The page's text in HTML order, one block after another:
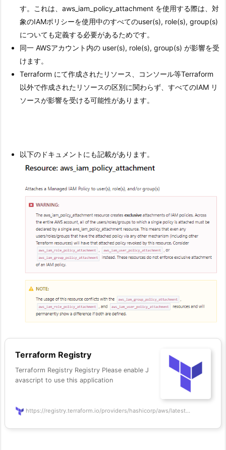
す。これは、aws_iam_policy_attachment を使用する際は、対
象のIAMポリシーを使用中のすべてのuser(s), role(s), group(s)
についても定義する必要があるためです。
同一 AWSアカウント内の user(s), role(s), group(s) が影響を受
けます。
Terraform にて作成されたリソース、コンソール等Terraform
以外で作成されたリソースの区別に関わらず、すべてのIAM リ
ソースが影響を受ける可能性があります。
以下のドキュメントにも記載があります。
Terraform Registry
Terraform Registry Registry Please enable J
avascript to use this application
https://registry.terraform.io/providers/hashicorp/aws/latest...